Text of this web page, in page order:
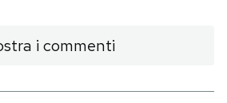
i commenti